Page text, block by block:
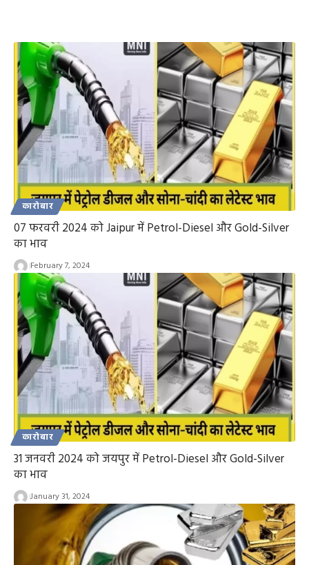
कारोबार
07 फरवरी 2024 को Jaipur में Petrol-Diesel और Gold-Silver
का भाव
February 7, 2024
कारोबार
31 जनवरी 2024 को जयपुर में Petrol-Diesel और Gold-Silver
का भाव
January 31, 2024